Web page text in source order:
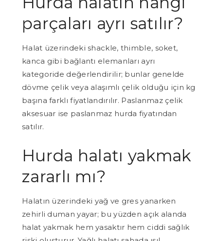
parçaları ayrı satılır?
Halat üzerindeki shackle, thimble, soket,
kanca gibi bağlantı elemanları ayrı
kategoride değerlendirilir; bunlar genelde
dövme çelik veya alaşımlı çelik olduğu için kg
başına farklı fiyatlandırılır. Paslanmaz çelik
aksesuar ise paslanmaz hurda fiyatından
satılır.
Hurda halatı yakmak
zararlı mı?
Halatın üzerindeki yağ ve gres yanarken
zehirli duman yayar; bu yüzden açık alanda
halat yakmak hem yasaktır hem ciddi sağlık